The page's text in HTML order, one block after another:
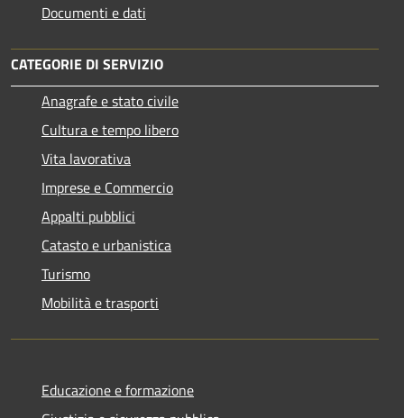
Documenti e dati
CATEGORIE DI SERVIZIO
Anagrafe e stato civile
Cultura e tempo libero
Vita lavorativa
Imprese e Commercio
Appalti pubblici
Catasto e urbanistica
Turismo
Mobilità e trasporti
Educazione e formazione